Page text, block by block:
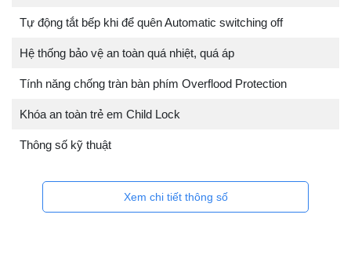
Tự động tắt bếp khi để quên Automatic switching off
Hệ thống bảo vệ an toàn quá nhiệt, quá áp
Tính năng chống tràn bàn phím Overflood Protection
Khóa an toàn trẻ em Child Lock
Thông số kỹ thuật
Xem chi tiết thông số